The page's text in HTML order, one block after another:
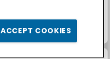
Dogs vs Aliens
ACCEPT COOKIES